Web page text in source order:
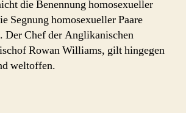
die Benennung homosexueller
Segnung homosexueller Paare
Der Chef der Anglikanischen
Rowan Williams, gilt hingegen
weltoffen.